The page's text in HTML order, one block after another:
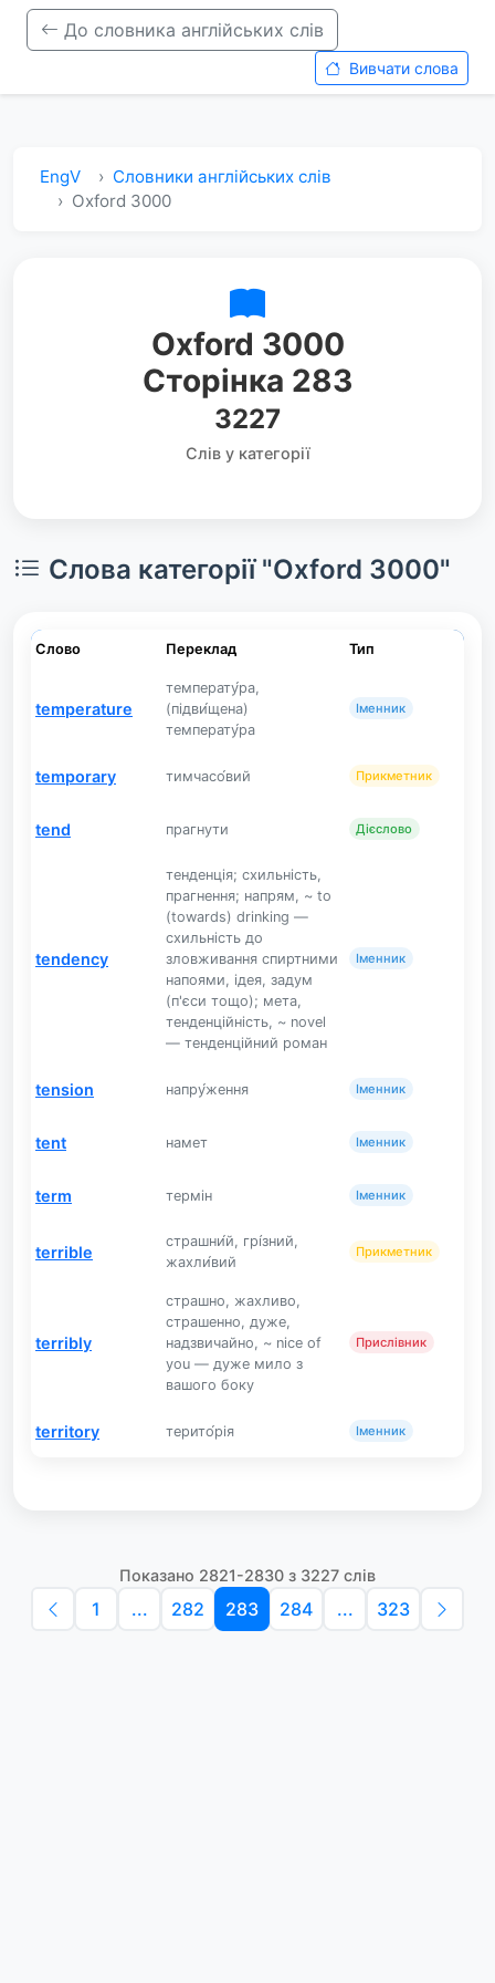
До словника англійських слів
Вивчати слова
EngV
Словники англійських слів
Oxford 3000
Oxford 3000
Сторінка 283
3227
Слів у категорії
Слова категорії "Oxford 3000"
Слово Переклад Тип
temperature
температу́ра,
(підви́щена)
температу́ра
Іменник
temporary тимчасо́вий Прикметник
tend прагнути Дієслово
tendency
тенденція; схильність,
прагнення; напрям, ~ to
(towards) drinking —
схильність до
зловживання спиртними
напоями, ідея, задум
(п'єси тощо); мета,
тенденційність, ~ novel
— тенденційний роман
Іменник
tension напру́ження Іменник
tent намет Іменник
term термін Іменник
terrible
страшни́й, грі́зний,
жахли́вий
Прикметник
terribly
страшно, жахливо,
страшенно, дуже,
надзвичайно, ~ nice of
you — дуже мило з
вашого боку
Прислівник
territory терито́рія Іменник
Показано 2821-2830 з 3227 слів
1 ... 282 283 284 ... 323